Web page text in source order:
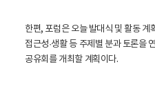
한편, 포럼은 오늘 발대식 및 활동
접근성·생활 등 주제별 분과 토론을
공유회를 개최할 계획이다.